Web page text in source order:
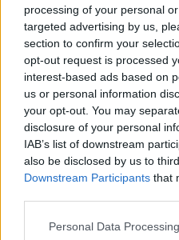
processing of your personal
targeted advertising by us,
section to confirm your
opt-out request is processed
interest-based ads based on
us or personal information
your opt-out. You may
disclosure of your personal
IAB’s list of downstream
also be disclosed by us to
Downstream Participants that
Please note that this website/
Personal Data
Megtalálták a
•2015. október 01.